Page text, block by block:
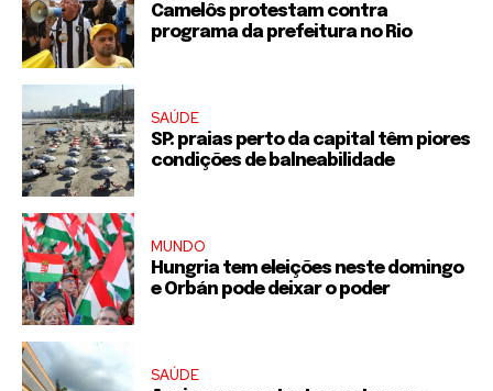
Camelôs protestam contra
programa da prefeitura no Rio
SAÚDE
SP: praias perto da capital têm piores
condições de balneabilidade
MUNDO
Hungria tem eleições neste domingo
e Orbán pode deixar o poder
SAÚDE